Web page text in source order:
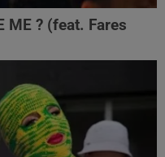
ME ? (feat. Fares